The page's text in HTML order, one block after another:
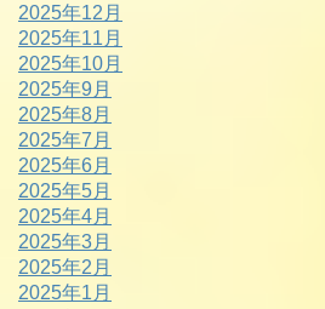
2025年12月
2025年11月
2025年10月
2025年9月
2025年8月
2025年7月
2025年6月
2025年5月
2025年4月
2025年3月
2025年2月
2025年1月